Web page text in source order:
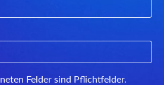
Felder sind Pflichtfelder.